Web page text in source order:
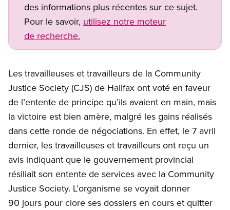
des informations plus récentes sur ce sujet.
Pour le savoir, utilisez notre moteur
de recherche.
Les travailleuses et travailleurs de la Community
Justice Society (CJS) de Halifax ont voté en faveur
de l’entente de principe qu’ils avaient en main, mais
la victoire est bien amère, malgré les gains réalisés
dans cette ronde de négociations. En effet, le 7 avril
dernier, les travailleuses et travailleurs ont reçu un
avis indiquant que le gouvernement provincial
résiliait son entente de services avec la Community
Justice Society. L’organisme se voyait donner
90 jours pour clore ses dossiers en cours et quitter